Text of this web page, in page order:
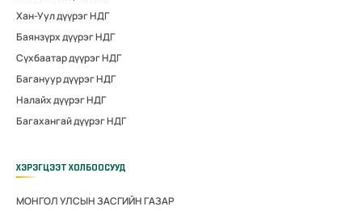
Хан-Уул дүүрэг НДГ
Баянзүрх дүүрэг НДГ
Сүхбаатар дүүрэг НДГ
Багануур дүүрэг НДГ
Налайх дүүрэг НДГ
Багахангай дүүрэг НДГ
ХЭРЭГЦЭЭТ ХОЛБООСУУД
МОНГОЛ УЛСЫН ЗАСГИЙН ГАЗАР